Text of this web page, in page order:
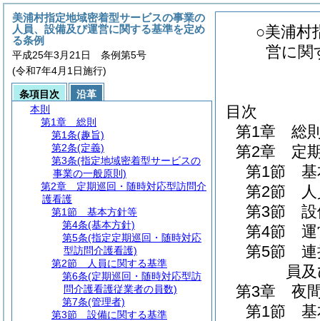
○美浦村
営に関
目次
第1章
総
第2章
定
第1節
第2節
第3節
第4節
第5節
員
第3章
夜
第1節
美浦村指定地域密着型サービスの事業の
人員、設備及び運営に関する基準を定め
る条例
平成25年3月21日 条例第5号
(令和7年4月1日施行)
条項目次
沿革
本則
第1章
総則
第1条(趣旨)
第2条(定義)
第3条(指定地域密着型サービスの
事業の一般原則)
第2章
定期巡回・随時対応型訪問介
護看護
第1節
基本方針等
第4条(基本方針)
第5条(指定定期巡回・随時対応
型訪問介護看護)
第2節
人員に関する基準
第6条(定期巡回・随時対応型訪
問介護看護従業者の員数)
第7条(管理者)
第3節
設備に関する基準